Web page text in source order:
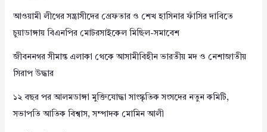
আওয়ামী লীগের সন্ত্রাসীদের গ্রেফতার ও শেখ হাসিনার ফাঁসির দাবিতে
চুয়াডাঙ্গায় বিএনপির মোটরসাইকেল মিছিল-সমাবেশ
জীবননগর সীমান্ত এলাকা থেকে আসামীবিহীন ভারতীয় মদ ও নেশাজাতীয়
সিরাপ উদ্ধার
১২ বছর পর আলমডাঙ্গা মুক্তিযোদ্ধা সাংস্কৃতিক সংসদের নতুন কমিটি,
সভাপতি আতিক বিশ্বাস, সম্পাদক মোমিন আলী